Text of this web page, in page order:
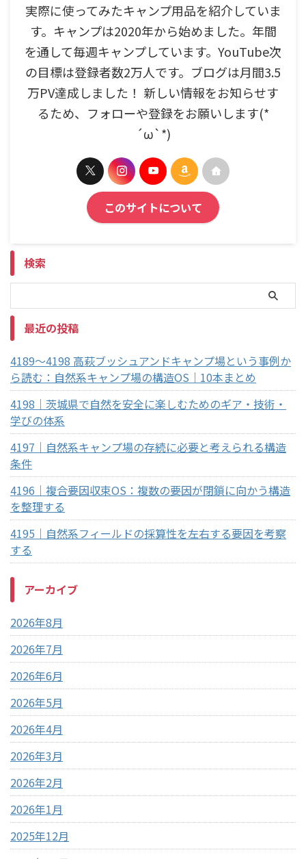
実際に使ってみたキャンプ用品を紹介していま
す。キャンプは2020年から始めました。年間
を通して毎週キャンプしています。YouTube次
の目標は登録者数2万人です。ブログは月間3.5
万PV達成しました！ 新しい情報をお知らせす
るため、フォローや登録をお願いします(*
´ω`*)
このサイトについて
検索
最近の投稿
4189～4198 高萩ブッシュアンドキャンプ場という事例か
ら読む：自然系キャンプ場の構造OS｜10本まとめ
4198｜茨城県で自然を安全に楽しむためのギア・技術・
学びの体系
4197｜自然系キャンプ場の存続に必要と考えられる構造
条件
4196｜複合要因収束OS：複数の要因が閉鎖に向かう構造
を整理する
4195｜自然系フィールドの採算性を左右する要因を考察
する
アーカイブ
2026年8月
2026年7月
2026年6月
2026年5月
2026年4月
2026年3月
2026年2月
2026年1月
2025年12月